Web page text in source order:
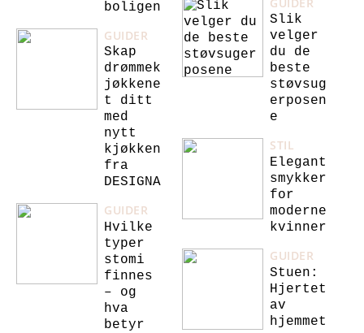
boligen
GUIDER
Skap
drømmek
jøkkene
t ditt
med
nytt
kjøkken
fra
DESIGNA
GUIDER
Hvilke
typer
stomi
finnes
– og
hva
betyr
Slik
velger
du de
beste
støvsug
erposen
e
STIL
Elegant
smykker
for
moderne
kvinner
GUIDER
Stuen:
Hjertet
av
hjemmet